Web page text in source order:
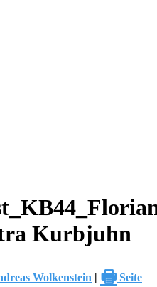
Kurbjuhn
Wolkenstein | 🖶 Seite